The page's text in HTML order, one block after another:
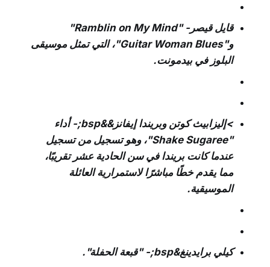
قايل قيصر- "Ramblin on My Mind"
و"Guitar Woman Blues"، التي تمثل موسيقى
البلوز في بيدمونت.
>إليزابيث كوتن وبريندا إيفانز&&bsp;- أداء
"Shake Sugaree"، وهو تسجيل من تسجيل
عندما كانت بريندا في سن الحادية عشر تقريبًا،
مما يقدم خطًا مباشرًا لاستمرارية العائلة
الموسيقية.
كيلي برايدينغ&bsp;- "قبعة الحفلة".